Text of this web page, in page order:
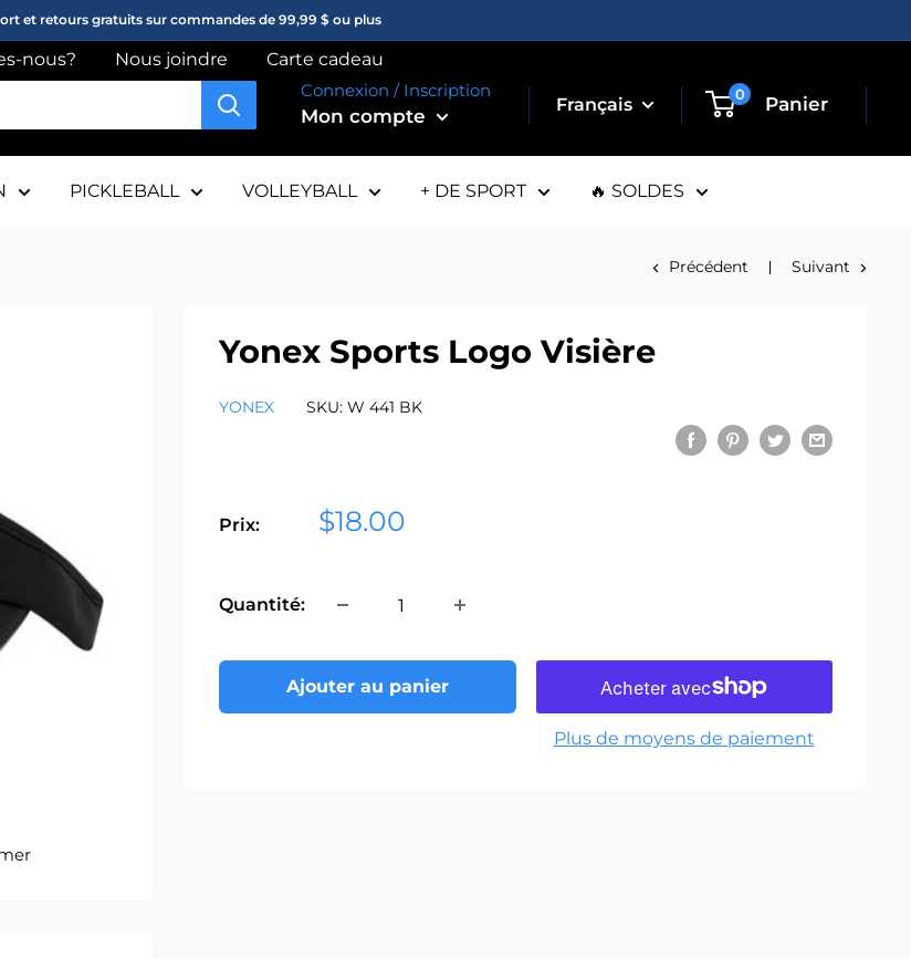
et retours gratuits sur commandes de 99,99 $ ou plus
nous? Nous joindre
Carte cadeau
Connexion / Inscription
Mon compte
0 Panier
PICKLEBALL VOLLEYBALL + DE SPORT 🔥 SOLDES
Précédent Suivant
Yonex Sports Logo Visière
YONEX SKU: W 441 BK
Prix:
Prix
$18.00
Quantité:
Ajouter au panier
Plus de moyens de paiement